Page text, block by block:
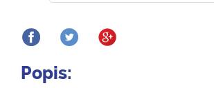
Popis: